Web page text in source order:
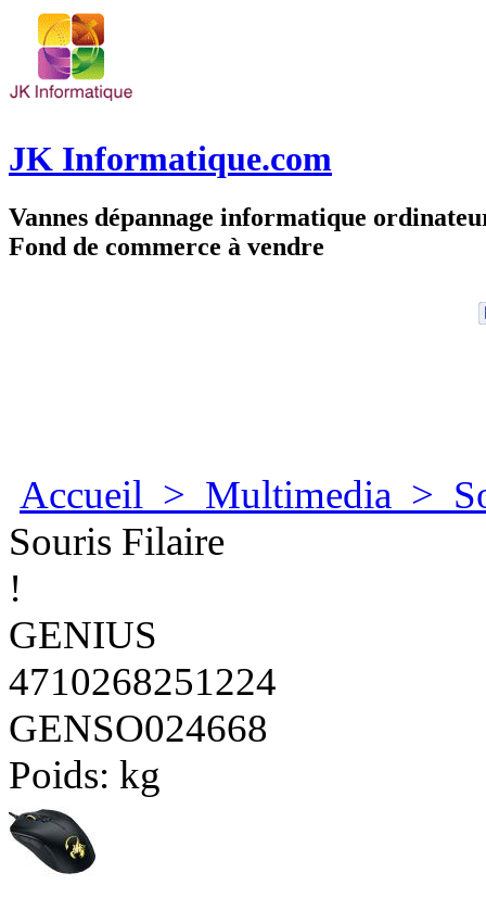
JK Informatique.com
Vannes dépannage informatique
Fond de commerce à vendre
Accueil > Multimedia >
Souris Filaire
!
GENIUS
4710268251224
GENSO024668
Poids: kg